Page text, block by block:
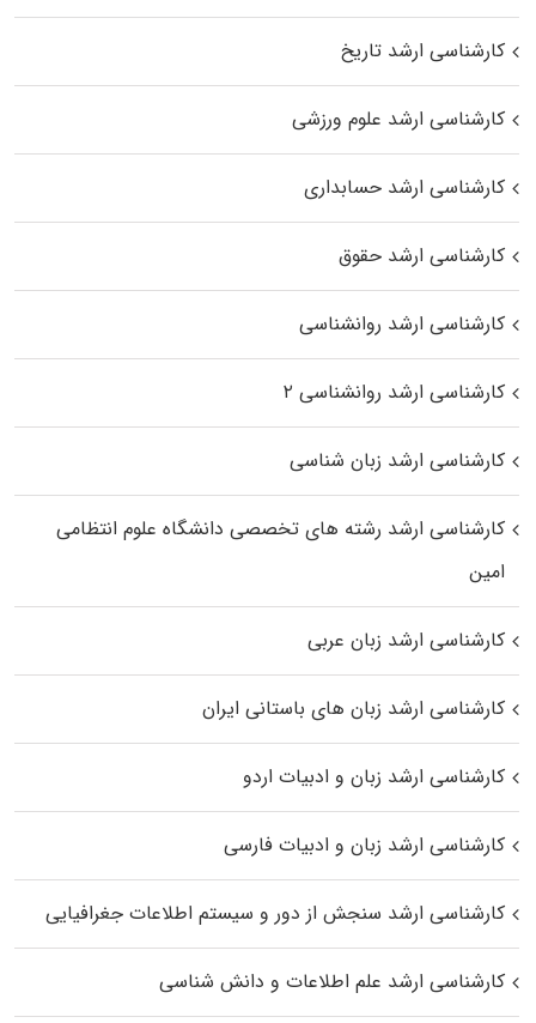
کارشناسی ارشد تاریخ
کارشناسی ارشد علوم ورزشی
کارشناسی ارشد حسابداری
کارشناسی ارشد حقوق
کارشناسی ارشد روانشناسی
کارشناسی ارشد روانشناسی ۲
کارشناسی ارشد زبان شناسی
کارشناسی ارشد رﺷﺘﻪ ﻫﺎی تخصصی داﻧﺸﮕﺎه ﻋﻠﻮم انتظامی
اﻣﻴﻦ
کارشناسی ارشد زبان عربی
کارشناسی ارشد زبان‌ های باستانی ایران
کارشناسی ارشد زبان و ادبیات اردو
کارشناسی ارشد زبان و ادبیات فارسی
کارشناسی ارشد سنجش از دور و سیستم اطلاعات جغرافیایی
کارشناسی ارشد علم اطلاعات و دانش شناسی